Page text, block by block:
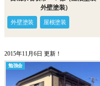
外壁塗装）
外壁塗装 屋根塗装
2015年11月6日 更新！
勉強会